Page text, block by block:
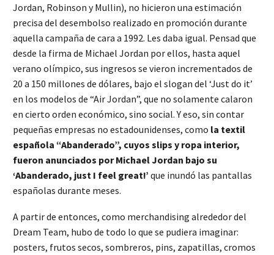
Jordan, Robinson y Mullin), no hicieron una estimación
precisa del desembolso realizado en promoción durante
aquella campaña de cara a 1992. Les daba igual. Pensad que
desde la firma de Michael Jordan por ellos, hasta aquel
verano olímpico, sus ingresos se vieron incrementados de
20 a 150 millones de dólares, bajo el slogan del ‘Just do it’
en los modelos de “Air Jordan”, que no solamente calaron
en cierto orden económico, sino social. Y eso, sin contar
pequeñas empresas no estadounidenses, como la textil
española “Abanderado”, cuyos slips y ropa interior,
fueron anunciados por Michael Jordan bajo su
‘Abanderado, just I feel great!’ que inundó las pantallas
españolas durante meses.
A partir de entonces, como merchandising alrededor del
Dream Team, hubo de todo lo que se pudiera imaginar:
posters, frutos secos, sombreros, pins, zapatillas, cromos